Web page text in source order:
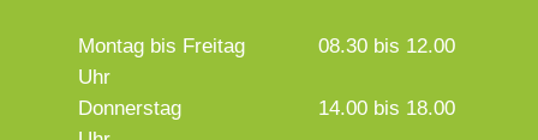
Montag bis Freitag
08.30 bis 12.00
Uhr
Donnerstag
14.00 bis 18.00